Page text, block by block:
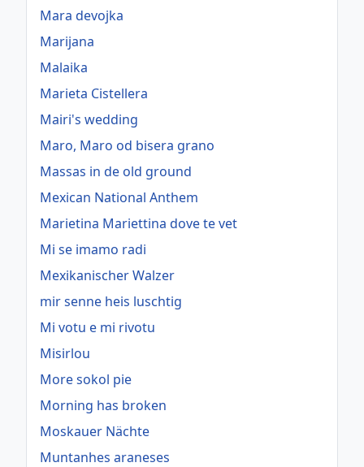
Mara devojka
Marijana
Malaika
Marieta Cistellera
Mairi's wedding
Maro, Maro od bisera grano
Massas in de old ground
Mexican National Anthem
Marietina Mariettina dove te vet
Mi se imamo radi
Mexikanischer Walzer
mir senne heis luschtig
Mi votu e mi rivotu
Misirlou
More sokol pie
Morning has broken
Moskauer Nächte
Muntanhes araneses